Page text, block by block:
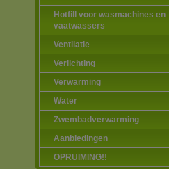
Hotfill voor wasmachines en
vaatwassers
Ventilatie
Verlichting
Verwarming
Water
Zwembadverwarming
Aanbiedingen
OPRUIMING!!